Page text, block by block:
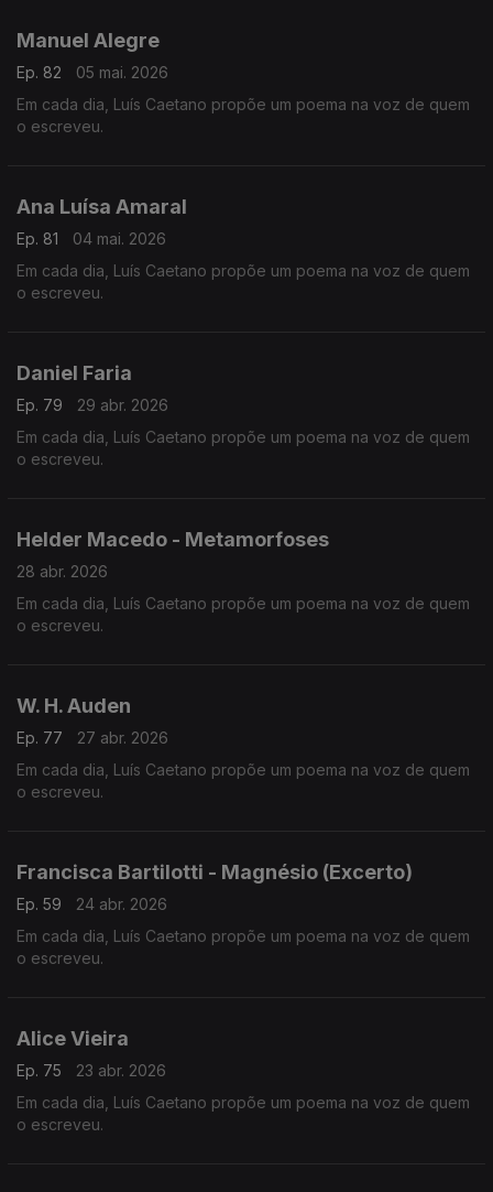
Manuel Alegre
Ep. 82
05 mai. 2026
Em cada dia, Luís Caetano propõe um poema na voz de quem
o escreveu.
Ana Luísa Amaral
Ep. 81
04 mai. 2026
Em cada dia, Luís Caetano propõe um poema na voz de quem
o escreveu.
Daniel Faria
Ep. 79
29 abr. 2026
Em cada dia, Luís Caetano propõe um poema na voz de quem
o escreveu.
Helder Macedo - Metamorfoses
28 abr. 2026
Em cada dia, Luís Caetano propõe um poema na voz de quem
o escreveu.
W. H. Auden
Ep. 77
27 abr. 2026
Em cada dia, Luís Caetano propõe um poema na voz de quem
o escreveu.
Francisca Bartilotti - Magnésio (Excerto)
Ep. 59
24 abr. 2026
Em cada dia, Luís Caetano propõe um poema na voz de quem
o escreveu.
Alice Vieira
Ep. 75
23 abr. 2026
Em cada dia, Luís Caetano propõe um poema na voz de quem
o escreveu.